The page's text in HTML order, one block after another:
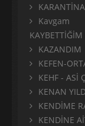
KARANTİNA
Kavgam
KAZANDIM
KEFEN-
KEHF - ASİ
KENAN
KENDİME
KENDİNE